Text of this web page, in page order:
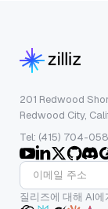
201 Redwood
Redwood City,
Tel: (415) 704-
질리즈에 대해 AI